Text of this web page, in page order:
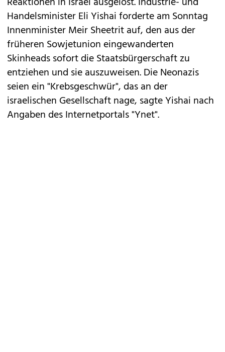
Handelsminister Eli Yishai forderte am Sonntag
Innenminister Meir Sheetrit auf, den aus der
früheren Sowjetunion eingewanderten
Skinheads sofort die Staatsbürgerschaft zu
entziehen und sie auszuweisen. Die Neonazis
seien ein "Krebsgeschwür", das an der
israelischen Gesellschaft nage, sagte Yishai nach
Angaben des Internetportals "Ynet".